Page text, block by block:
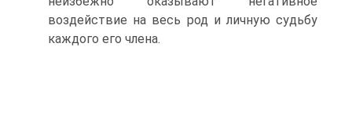
воздействие на весь род и личную судьбу
каждого его члена.